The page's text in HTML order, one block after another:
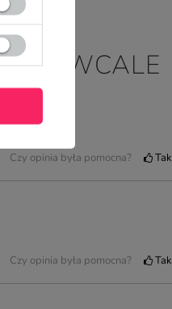
AŻ WCALE
Czy opinia była pomocna? Tak
Czy opinia była pomocna? Tak